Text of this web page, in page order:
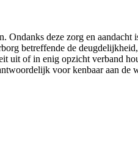
Ondanks deze zorg en aandacht
betreffende de
uit of in enig opzicht verband
voor kenbaar aan de